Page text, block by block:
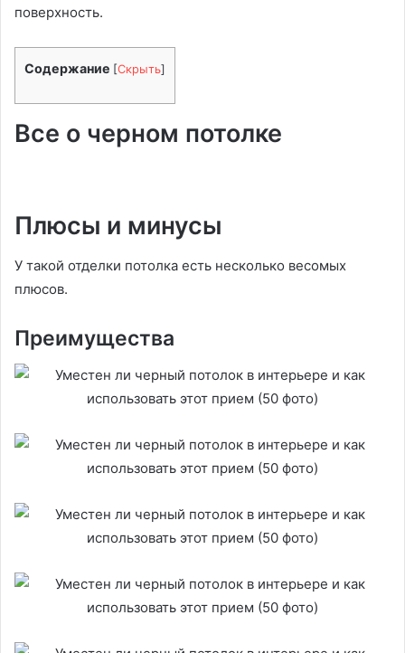
поверхность.
Содержание [Скрыть]
Все о черном потолке
Плюсы и минусы
У такой отделки потолка есть несколько весомых
плюсов.
Преимущества